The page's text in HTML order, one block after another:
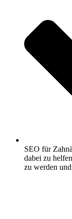
SEO für
dabei zu
zu werden